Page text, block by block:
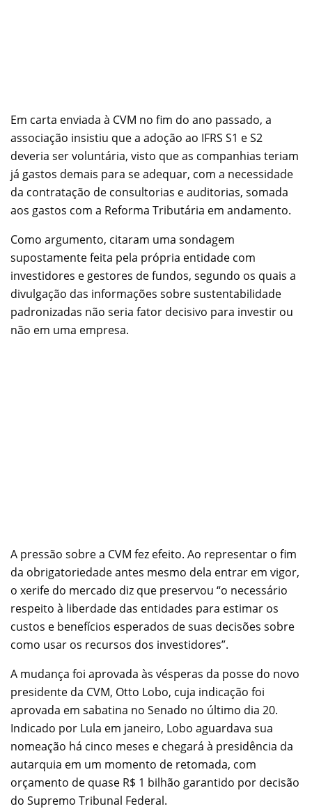
Em carta enviada à CVM no fim do ano passado, a
associação insistiu que a adoção ao IFRS S1 e S2
deveria ser voluntária, visto que as companhias teriam
já gastos demais para se adequar, com a necessidade
da contratação de consultorias e auditorias, somada
aos gastos com a Reforma Tributária em andamento.
Como argumento, citaram uma sondagem
supostamente feita pela própria entidade com
investidores e gestores de fundos, segundo os quais a
divulgação das informações sobre sustentabilidade
padronizadas não seria fator decisivo para investir ou
não em uma empresa.
A pressão sobre a CVM fez efeito. Ao representar o fim
da obrigatoriedade antes mesmo dela entrar em vigor,
o xerife do mercado diz que preservou “o necessário
respeito à liberdade das entidades para estimar os
custos e benefícios esperados de suas decisões sobre
como usar os recursos dos investidores”.
A mudança foi aprovada às vésperas da posse do novo
presidente da CVM, Otto Lobo, cuja indicação foi
aprovada em sabatina no Senado no último dia 20.
Indicado por Lula em janeiro, Lobo aguardava sua
nomeação há cinco meses e chegará à presidência da
autarquia em um momento de retomada, com
orçamento de quase R$ 1 bilhão garantido por decisão
do Supremo Tribunal Federal.